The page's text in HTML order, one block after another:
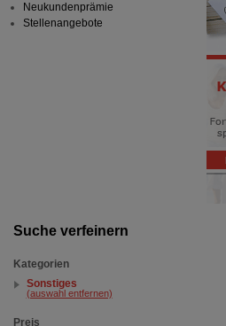
Suche verfeinern
Kategorien
Sonstiges
(auswahl entfernen)
Preis
Neukundenprämie
Stellenangebote